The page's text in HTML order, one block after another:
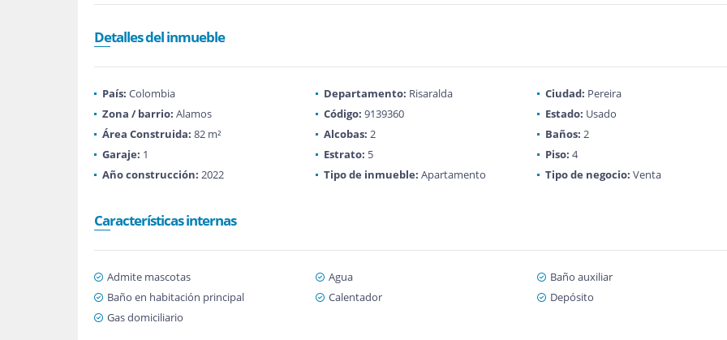
Detalles del inmueble
País: Colombia Departamento: Risaralda Ciudad: Pereira
Zona / barrio: Alamos Código: 9139360 Estado: Usado
Área Construida: 82 m² Alcobas: 2 Baños: 2
Garaje: 1 Estrato: 5 Piso: 4
Año construcción: 2022 Tipo de inmueble: Apartamento Tipo de negocio: Venta
Características internas
Admite mascotas Agua
Baño auxiliar
Baño en habitación principal
Calentador
Depósito
Gas domiciliario